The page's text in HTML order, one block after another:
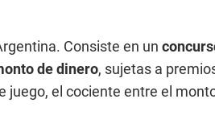
Consiste en un
de dinero, sujetas a
juego, el cociente entre el